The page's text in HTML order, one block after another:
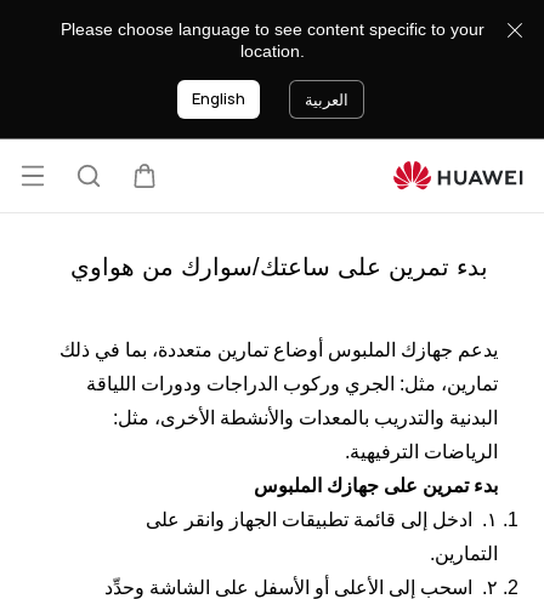
Please choose language to see content specific to your
location.
العربية English
فتح
بدء تمرين على ساعتك/سوارك من هواوي
يدعم جهازك الملبوس أوضاع تمارين متعددة، بما في ذلك
تمارين، مثل: الجري وركوب الدراجات ودورات اللياقة
البدنية والتدريب بالمعدات والأنشطة الأخرى، مثل:
الرياضات الترفيهية.
بدء تمرين على جهازك الملبوس
١.
ادخل إلى قائمة تطبيقات الجهاز وانقر على
التمارين.
٢.
اسحب إلى الأعلى أو الأسفل على الشاشة وحدِّد